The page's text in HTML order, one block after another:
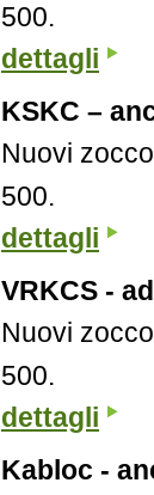
500.
dettagli
KSKC –
Nuovi
500.
dettagli
VRKCS -
Nuovi
500.
dettagli
Kabloc -